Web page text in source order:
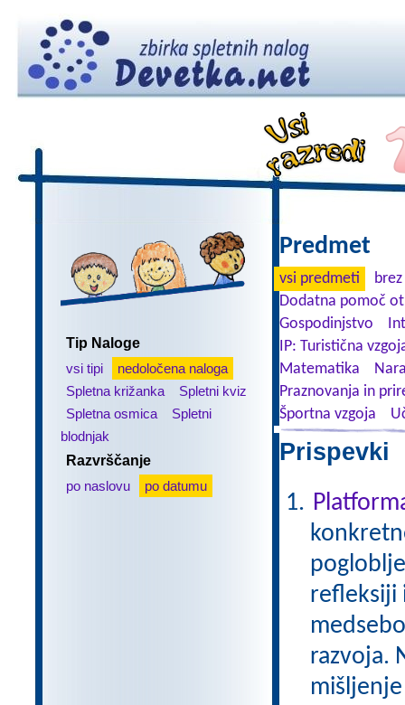
Tip Naloge
vsi tipi
nedoločena naloga
Spletna križanka
Spletni kviz
Spletna osmica
Spletni
blodnjak
Razvrščanje
po naslovu
po datumu
Predmet
vsi predmeti
Dodatna pomoč
Gospodinjstvo
IP: Turistična
Matematika
Praznovanja in
Športna vzgoja
Prispevki
refleksiji
razvoja.